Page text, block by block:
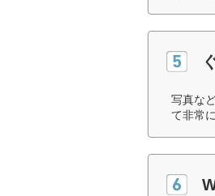
写真な
て非常